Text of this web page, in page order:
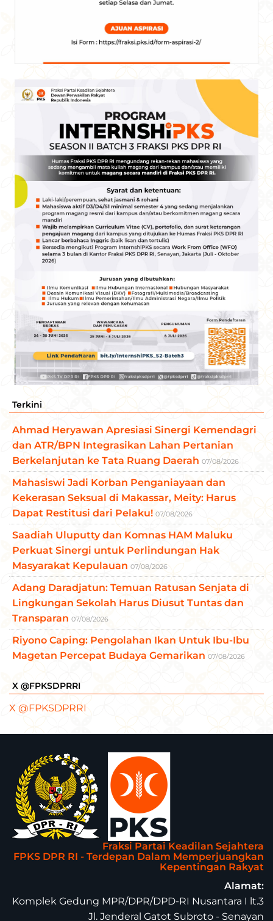
Terkini
Ahmad Heryawan Apresiasi Sinergi Kemendagri
dan ATR/BPN Integrasikan Lahan Pertanian
Berkelanjutan ke Tata Ruang Daerah 07/08/2026
Mahasiswi Jadi Korban Penganiayaan dan
Kekerasan Seksual di Makassar, Meity: Harus
Dapat Restitusi dari Pelaku! 07/08/2026
Saadiah Uluputty dan Komnas HAM Maluku
Perkuat Sinergi untuk Perlindungan Hak
Masyarakat Kepulauan 07/08/2026
Adang Daradjatun: Temuan Ratusan Senjata di
Lingkungan Sekolah Harus Diusut Tuntas dan
Transparan 07/08/2026
Riyono Caping: Pengolahan Ikan Untuk Ibu-Ibu
Magetan Percepat Budaya Gemarikan 07/08/2026
X @FPKSDPRRI
X @FPKSDPRRI
Fraksi Partai Keadilan Sejahtera
FPKS DPR RI - Terdepan Dalam Memperjuangkan
Kepentingan Rakyat
Alamat:
Komplek Gedung MPR/DPR/DPD-RI Nusantara I lt.3
Jl. Jenderal Gatot Subroto - Senayan